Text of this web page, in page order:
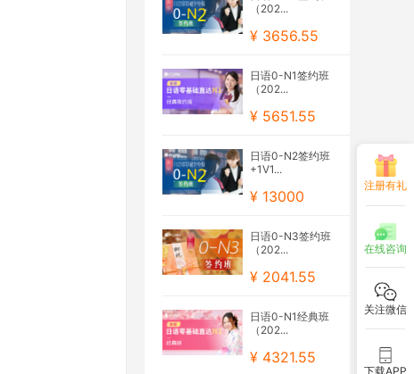
（202...
¥ 3656.55
日语0-N1签约班
（202...
¥ 5651.55
日语0-N2签约班
+1V1...
¥ 13000
日语0-N3签约班
（202...
¥ 2041.55
日语0-N1经典班
（202...
¥ 4321.55
注册有礼
在线咨询
关注微信
下载APP